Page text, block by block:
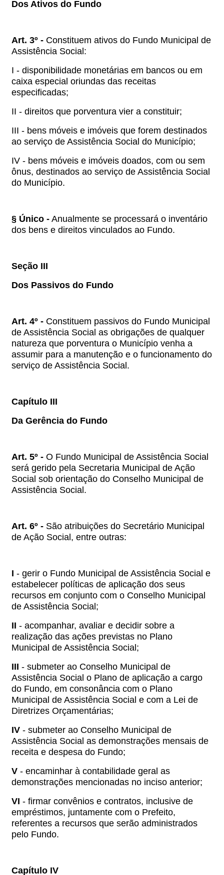
Dos Ativos do Fundo
Art. 3º - Constituem ativos do Fundo Municipal de
Assistência Social:
I - disponibilidade monetárias em bancos ou em
caixa especial oriundas das receitas
especificadas;
II - direitos que porventura vier a constituir;
III - bens móveis e imóveis que forem destinados
ao serviço de Assistência Social do Município;
IV - bens móveis e imóveis doados, com ou sem
ônus, destinados ao serviço de Assistência Social
do Município.
§ Único - Anualmente se processará o inventário
dos bens e direitos vinculados ao Fundo.
Seção III
Dos Passivos do Fundo
Art. 4º - Constituem passivos do Fundo Municipal
de Assistência Social as obrigações de qualquer
natureza que porventura o Município venha a
assumir para a manutenção e o funcionamento do
serviço de Assistência Social.
Capítulo III
Da Gerência do Fundo
Art. 5º - O Fundo Municipal de Assistência Social
será gerido pela Secretaria Municipal de Ação
Social sob orientação do Conselho Municipal de
Assistência Social.
Art. 6º - São atribuições do Secretário Municipal
de Ação Social, entre outras:
I - gerir o Fundo Municipal de Assistência Social e
estabelecer políticas de aplicação dos seus
recursos em conjunto com o Conselho Municipal
de Assistência Social;
II - acompanhar, avaliar e decidir sobre a
realização das ações previstas no Plano
Municipal de Assistência Social;
III - submeter ao Conselho Municipal de
Assistência Social o Plano de aplicação a cargo
do Fundo, em consonância com o Plano
Municipal de Assistência Social e com a Lei de
Diretrizes Orçamentárias;
IV - submeter ao Conselho Municipal de
Assistência Social as demonstrações mensais de
receita e despesa do Fundo;
V - encaminhar à contabilidade geral as
demonstrações mencionadas no inciso anterior;
VI - firmar convênios e contratos, inclusive de
empréstimos, juntamente com o Prefeito,
referentes a recursos que serão administrados
pelo Fundo.
Capítulo IV